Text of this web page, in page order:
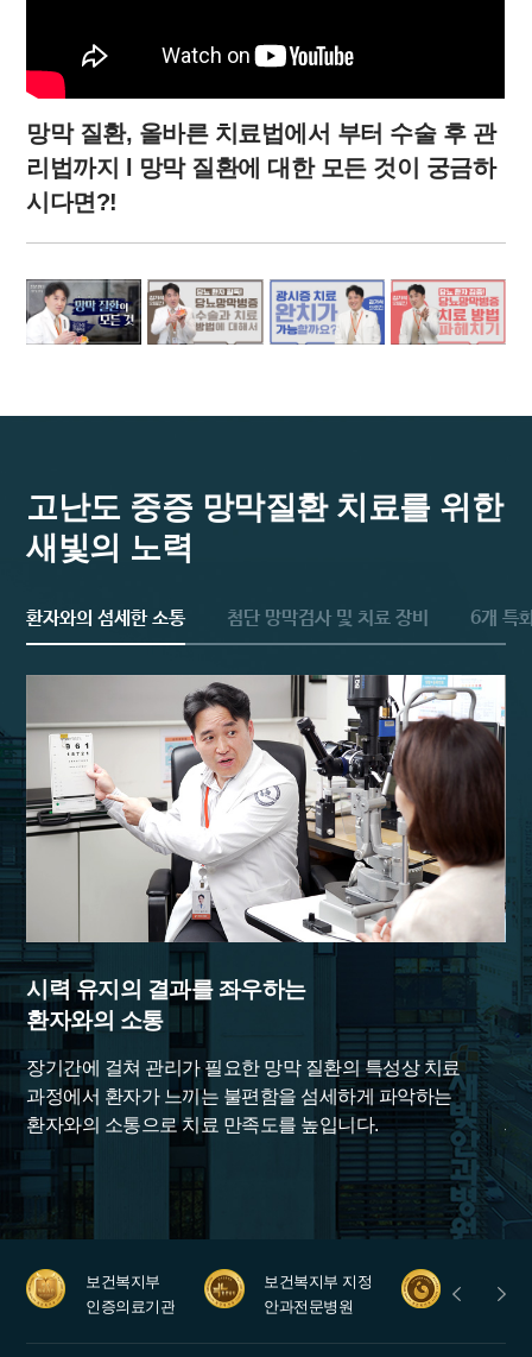
망막 질환, 올바른 치료법에서 부터 수술 후 관
리법까지 l 망막 질환에 대한 모든 것이 궁금하
시다면?!
고난도 중증 망막질환 치료를 위한
새빛의 노력
환자와의 섬세한 소통 첨단 망막검사 및 치료 장비 6개 특
시력 유지의 결과를 좌우하는
환자와의 소통
장기간에 걸쳐 관리가 필요한 망막 질환의 특성상 치료
과정에서 환자가 느끼는 불편함을 섬세하게 파악하는
환자와의 소통으로 치료 만족도를 높입니다.
망
새
보건복지부
인증의료기관
보건복지부 지정
안과전문병원
수련병원